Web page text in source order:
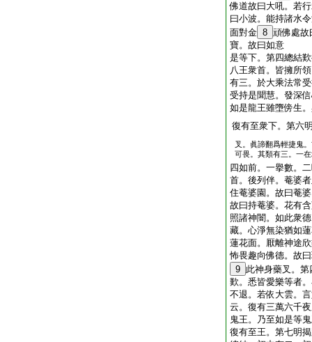
佛道故曰大吼。若
曰小波。能持諸水
面對金 8 頑佛處故
寶。故曰如意
是等下。第四總結
八王衆首。皆擁所
有三。於大乘法常
受持是聞慧。發深
如是龍王雖墮傍生
復有至衆下。第六
叉。眞諦翻爲輕捷鬼
可畏。其類有三。一
四如前。一擧數。
首。後列伴。菴婆
住菴婆園。故曰菴
故曰持菴婆。花有
照諸神闇。如此衆
藏。心淨無染猶如
蓮花面。厭離神途
怖畏趣向佛德。故
9 此神身藥叉。
歎。悉皆愛樂等者
不退。若依大雲。
云。復有三萬六千
鬼王。乃至如是等
復有至王。第七明